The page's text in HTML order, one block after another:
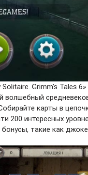
Grimm's Tales
волшебный
карты в
200 интересных
такие как